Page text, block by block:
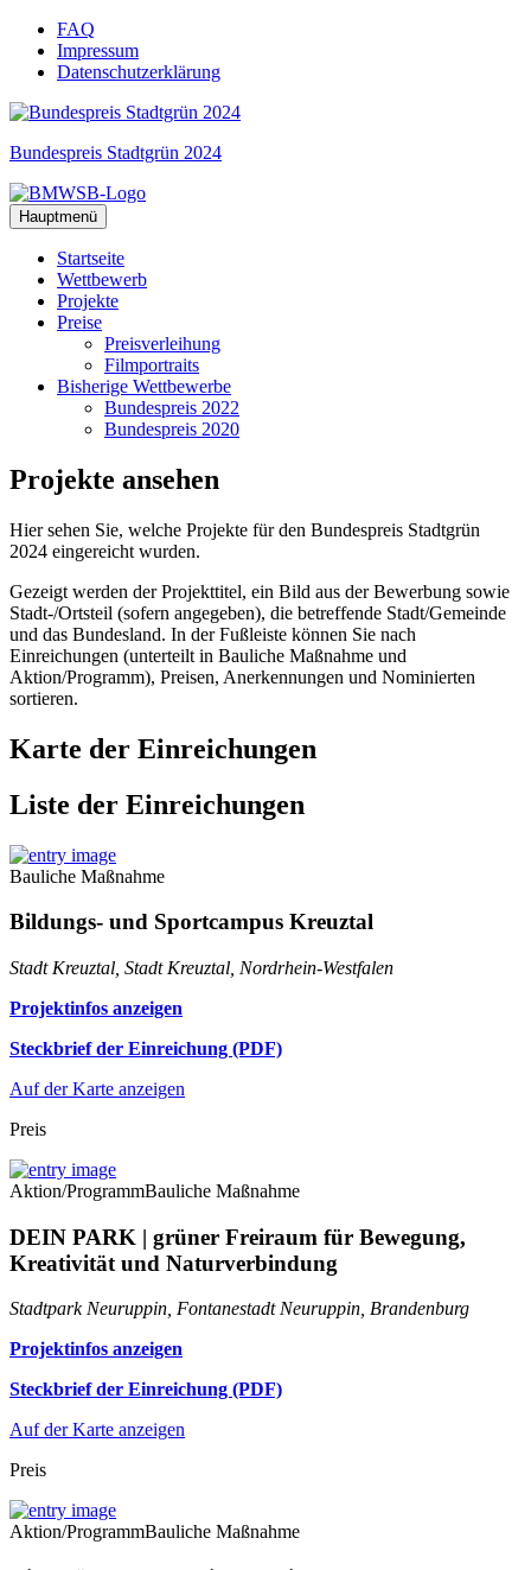
Zum
Inhalt
springen
FAQ
Impressum
Datenschutzerklärung
Bundespreis Stadtgrün 2024
Hauptmenü
Startseite
Wettbewerb
Projekte
Preise
Preisverleihung
Filmportraits
Bisherige Wettbewerbe
Bundespreis 2022
Bundespreis 2020
Projekte ansehen
Hier sehen Sie, welche Projekte für den Bundespreis Stadtgrün
2024 eingereicht wurden.
Gezeigt werden der Projekttitel, ein Bild aus der Bewerbung sowie
Stadt-/Ortsteil (sofern angegeben), die betreffende Stadt/Gemeinde
und das Bundesland. In der Fußleiste können Sie nach
Einreichungen (unterteilt in Bauliche Maßnahme und
Aktion/Programm), Preisen, Anerkennungen und Nominierten
sortieren.
Karte der Einreichungen
Liste der Einreichungen
Bauliche Maßnahme
Bildungs- und Sportcampus Kreuztal
Stadt Kreuztal, Stadt Kreuztal, Nordrhein-Westfalen
Projektinfos anzeigen
Steckbrief der Einreichung (PDF)
Auf der Karte anzeigen
Preis
Aktion/ProgrammBauliche Maßnahme
DEIN PARK | grüner Freiraum für Bewegung,
Kreativität und Naturverbindung
Stadtpark Neuruppin, Fontanestadt Neuruppin, Brandenburg
Projektinfos anzeigen
Steckbrief der Einreichung (PDF)
Auf der Karte anzeigen
Preis
Aktion/ProgrammBauliche Maßnahme